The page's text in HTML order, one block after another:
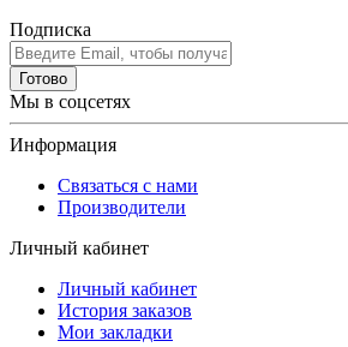
Подписка
Готово
Мы в соцсетях
Информация
Связаться с нами
Производители
Личный кабинет
Личный кабинет
История заказов
Мои закладки